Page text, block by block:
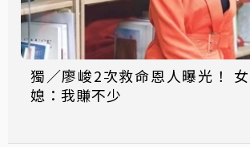
獨／廖峻2次救命恩人曝光！
媳：我賺不少